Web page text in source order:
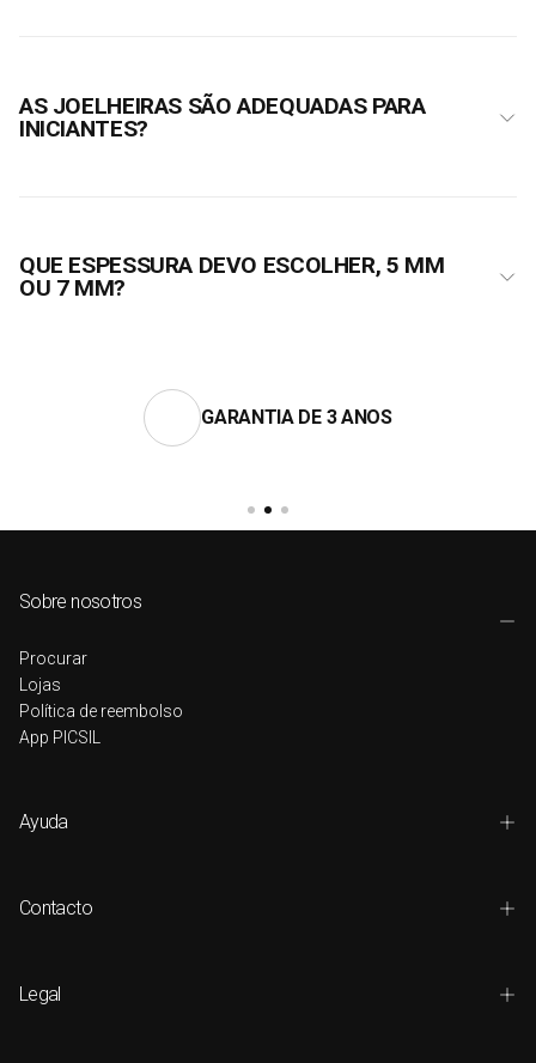
AS JOELHEIRAS SÃO ADEQUADAS PARA
INICIANTES?
QUE ESPESSURA DEVO ESCOLHER, 5 MM
OU 7 MM?
GARANTIA DE 3 ANOS
Sobre nosotros
Procurar
Lojas
Política de reembolso
App PICSIL
Ayuda
Contacto
Legal